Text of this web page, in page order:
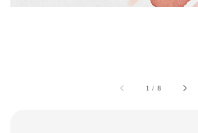
1 / 8